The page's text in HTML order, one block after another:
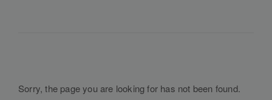
Sorry, the page you are looking for has not been found.